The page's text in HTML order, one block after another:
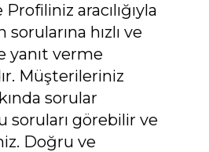
aracılığıyla
hızlı ve
yanıt verme
Müşterileriniz
sorular
soruları görebilir ve
Doğru ve